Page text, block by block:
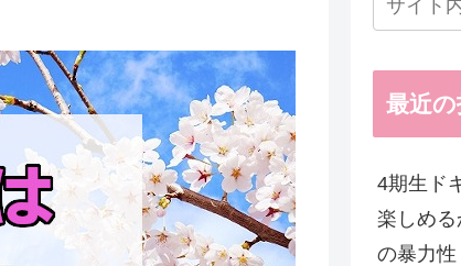
最近
4期生ド
楽しめ
の暴力性